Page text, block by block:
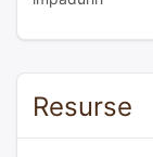
Resurse